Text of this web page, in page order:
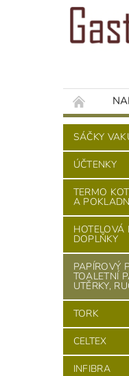
SÁČKY
ÚČTENKY
TERMO
A
DOPLŇKY
PAPÍROVÝ
TOALETNÍ
UTĚRKY,
TORK
CELTEX
INFIBRA